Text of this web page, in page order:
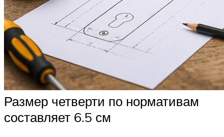
Размер четверти по нормативам
составляет 6.5 см